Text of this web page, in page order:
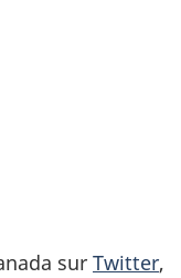
sur Twitter,